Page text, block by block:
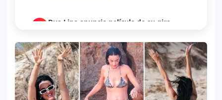
Dua Lipa anuncia película de su gira
humanitaria junto a UNICEF
4
Michael Jackson y la canción perdida
sobre Palestina que vuelve a generar
debate en redes